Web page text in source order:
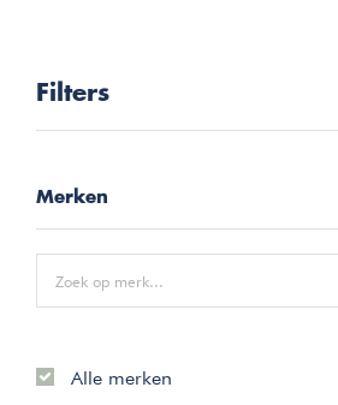
Filters
Merken
Alle merken